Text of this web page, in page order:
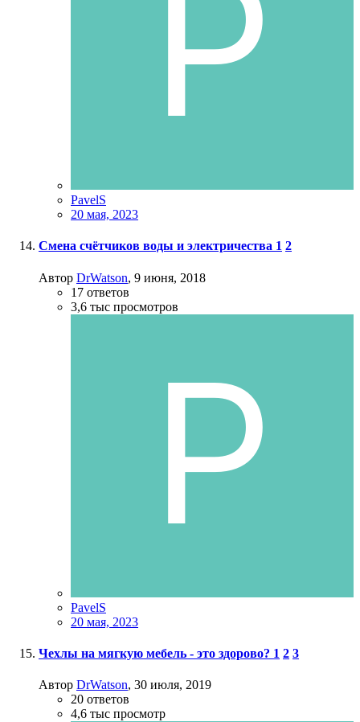
PavelS
20 мая, 2023
Смена счётчиков воды и электричества 1 2
Автор DrWatson, 9 июня, 2018
17 ответов
3,6 тыс просмотров
PavelS
20 мая, 2023
Чехлы на мягкую мебель - это здорово? 1 2 3
Автор DrWatson, 30 июля, 2019
20 ответов
4,6 тыс просмотр